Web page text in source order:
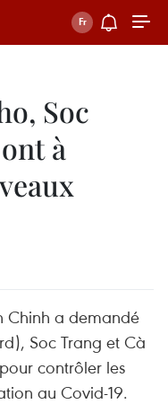
Soc
à
Chinh a demandé
Soc Trang et Cà
contrôler les
au Covid-19.